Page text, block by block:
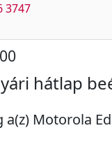
3747
hátlap
Motorola